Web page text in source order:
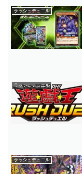
ラッシュデュエル
ラッシュデュエル
ラッシュデュエル